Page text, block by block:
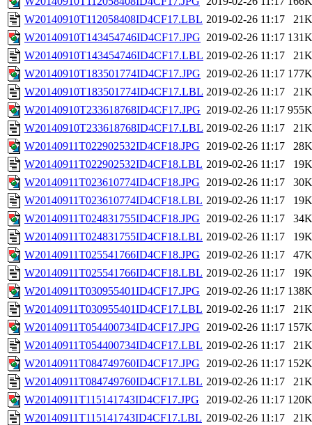
W20140910T112058408ID4CF17.LBL 2019-02-26 11:17
21K
W20140910T143454746ID4CF17.JPG 2019-02-26 11:17 131K
W20140910T143454746ID4CF17.LBL 2019-02-26 11:17
21K
W20140910T183501774ID4CF17.JPG 2019-02-26 11:17 177K
W20140910T183501774ID4CF17.LBL 2019-02-26 11:17
21K
W20140910T233618768ID4CF17.JPG 2019-02-26 11:17 955K
W20140910T233618768ID4CF17.LBL 2019-02-26 11:17
21K
W20140911T022902532ID4CF18.JPG 2019-02-26 11:17
28K
W20140911T022902532ID4CF18.LBL 2019-02-26 11:17
19K
W20140911T023610774ID4CF18.JPG 2019-02-26 11:17
30K
W20140911T023610774ID4CF18.LBL 2019-02-26 11:17
19K
W20140911T024831755ID4CF18.JPG 2019-02-26 11:17
34K
W20140911T024831755ID4CF18.LBL 2019-02-26 11:17
19K
W20140911T025541766ID4CF18.JPG 2019-02-26 11:17
47K
W20140911T025541766ID4CF18.LBL 2019-02-26 11:17
19K
W20140911T030955401ID4CF17.JPG 2019-02-26 11:17 138K
W20140911T030955401ID4CF17.LBL 2019-02-26 11:17
21K
W20140911T054400734ID4CF17.JPG 2019-02-26 11:17 157K
W20140911T054400734ID4CF17.LBL 2019-02-26 11:17
21K
W20140911T084749760ID4CF17.JPG 2019-02-26 11:17 152K
W20140911T084749760ID4CF17.LBL 2019-02-26 11:17
21K
W20140911T115141743ID4CF17.JPG
2019-02-26 11:17 120K
W20140911T115141743ID4CF17.LBL 2019-02-26 11:17
21K